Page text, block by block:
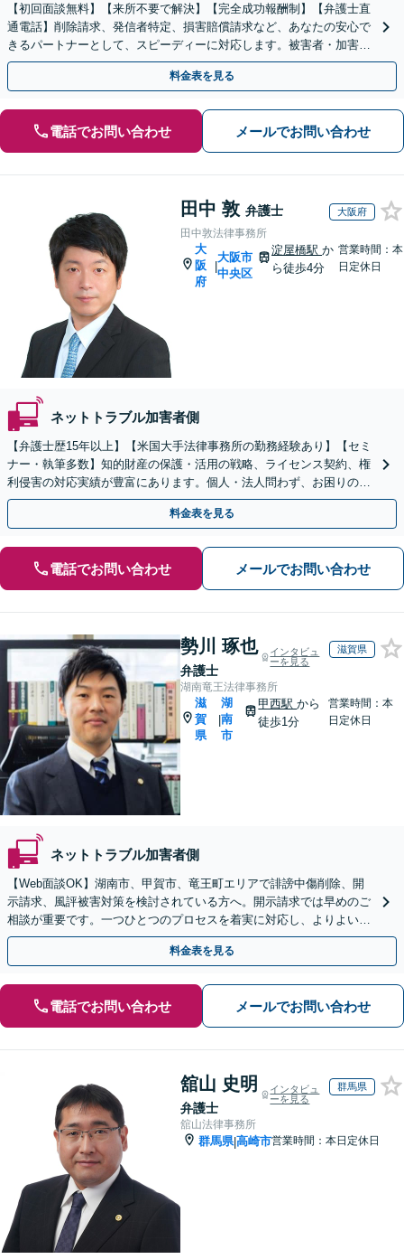
【初回面談無料】【来所不要で解決】【完全成功報酬制】【弁護士直
通電話】削除請求、発信者特定、損害賠償請求など、あなたの安心で
きるパートナーとして、スピーディーに対応します。被害者・加害
者・個人・法人と幅広く相談可【休日・夜間・当日相談対応】
料金表を見る
電話でお問い合わせ メールでお問い合わせ
田中 敦 弁護士 大阪府
田中敦法律事務所
大
阪
府
|
大阪市
中央区
淀屋橋駅か
ら徒歩4分
営業時間：本
日定休日
ネットトラブル加害者側
【弁護士歴15年以上】【米国大手法律事務所の勤務経験あり】【セミ
ナー・執筆多数】知的財産の保護・活用の戦略、ライセンス契約、権
利侵害の対応実績が豊富にあります。個人・法人問わず、お困りの際
はお気軽にご相談ください。【淀屋橋5分】
料金表を見る
電話でお問い合わせ メールでお問い合わせ
勢川 琢也
弁護士
インタビュ
ーを見る
滋賀県
湖南竜王法律事務所
滋
賀
県
|
湖
南
市
甲西駅から
徒歩1分
営業時間：本
日定休日
ネットトラブル加害者側
【Web面談OK】湖南市、甲賀市、竜王町エリアで誹謗中傷削除、開
示請求、風評被害対策を検討されている方へ。開示請求では早めのご
相談が重要です。一つひとつのプロセスを着実に対応し、よりよい解
決に向けて尽力いたします【甲西駅1分】
料金表を見る
電話でお問い合わせ メールでお問い合わせ
舘山 史明
弁護士
インタビュ
ーを見る
群馬県
舘山法律事務所
群馬県|高崎市営業時間：本日定休日